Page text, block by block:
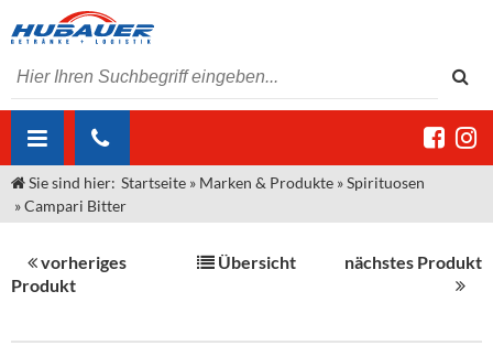
ÜBER UNS
Unser Liefergebiet
Angebote Gastronomie & Großhandel
MARKEN & PRODUKTE
Sie sind hier: Startseite » Marken & Produkte »Spirituosen
»Campari Bitter
vorheriges
Produkt
Übersicht nächstes Produkt